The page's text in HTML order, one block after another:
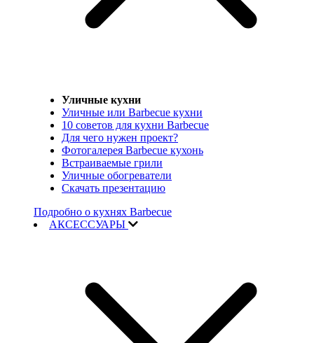
Уличные кухни
Уличные или Barbecue кухни
10 советов для кухни Barbecue
Для чего нужен проект?
Фотогалерея Barbecue кухонь
Встраиваемые грили
Уличные обогреватели
Скачать презентацию
Подробно о кухнях Barbecue
АКСЕССУАРЫ